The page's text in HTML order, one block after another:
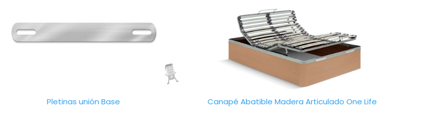
Pletinas unión Base Canapé Abatible Madera Articulado One Life